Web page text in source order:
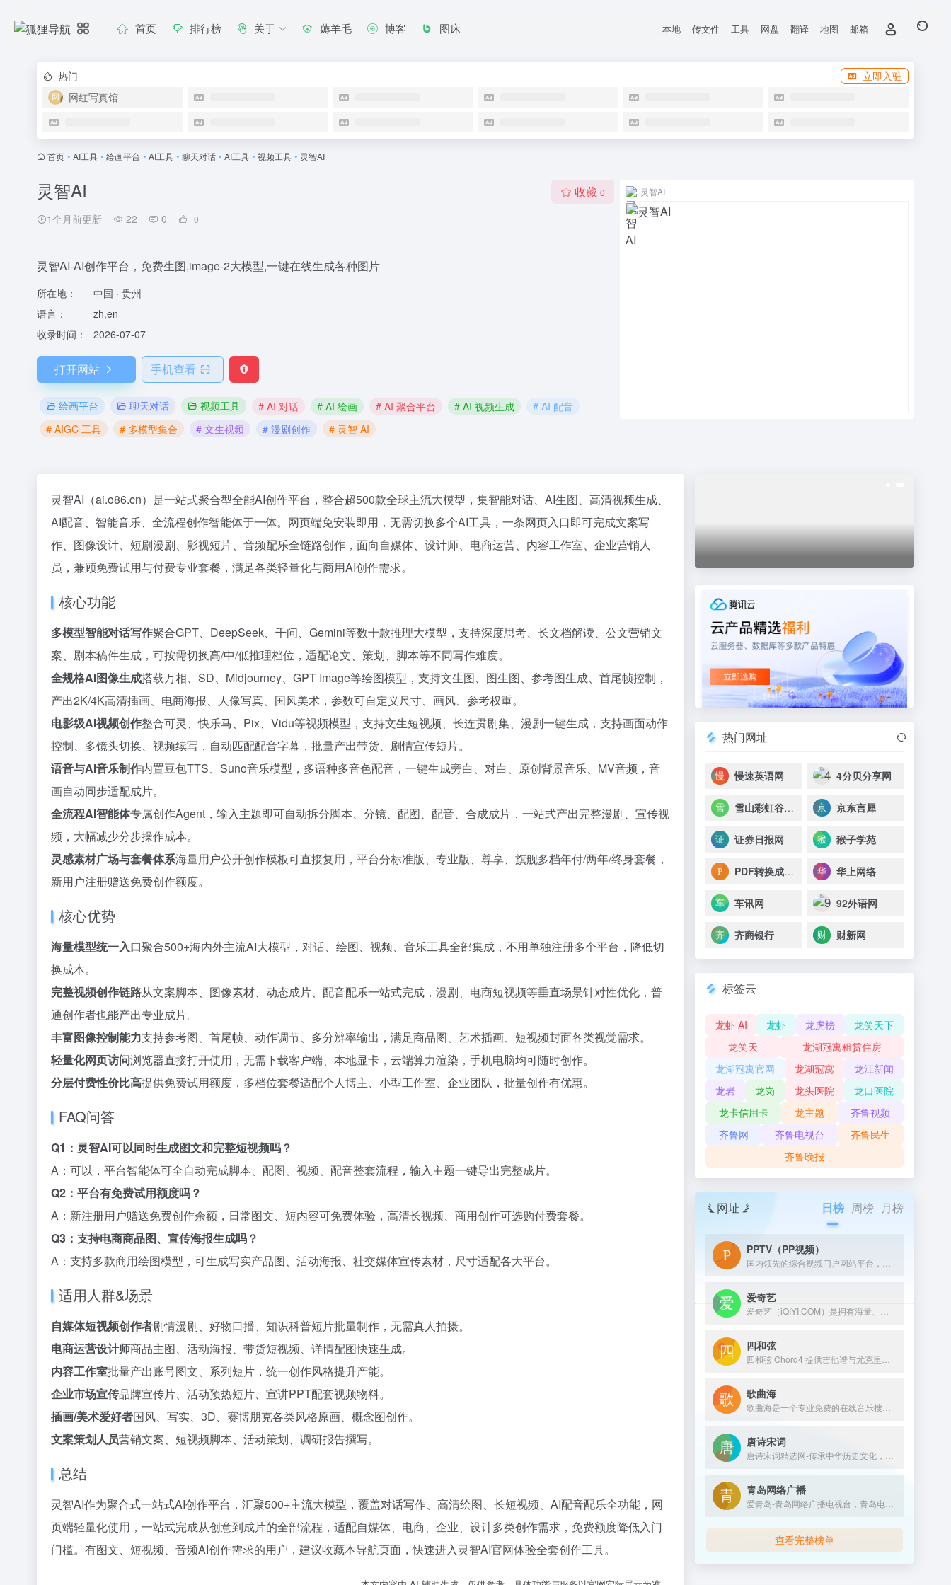
首页 排行榜 关于 薅羊毛 博客 图床 本地 传文件 工具 网盘 翻译 地图 邮箱
热门
立即入驻
网红写真馆
首页 • AI工具 • 绘画平台 • AI工具 • 聊天对话 • AI工具 • 视频工具 • 灵智AI
灵智AI
1个月前更新 22 0 0
收藏 0
灵智AI-AI创作平台，免费生图,image-2大模型,一键在线生成各种图片
所在地：
中国 · 贵州
语言：
zh,en
收录时间：
2026-07-07
打开网站 手机查看
绘画平台 聊天对话 视频工具 # AI 对话 # AI 绘画 # AI 聚合平台 # AI 视频生成
# AI 配音
# AIGC 工具
# 多模型集合 # 文生视频 # 漫剧创作 # 灵智 AI
灵智AI
灵智AI（ai.o86.cn）是一站式聚合型全能AI创作平台，整合超500款全球主流大模型，集智能对话、AI生图、高清视频生成、
AI配音、智能音乐、全流程创作智能体于一体。网页端免安装即用，无需切换多个AI工具，一条网页入口即可完成文案写
作、图像设计、短剧漫剧、影视短片、音频配乐全链路创作，面向自媒体、设计师、电商运营、内容工作室、企业营销人
员，兼顾免费试用与付费专业套餐，满足各类轻量化与商用AI创作需求。
核心功能
多模型智能对话写作聚合GPT、DeepSeek、千问、Gemini等数十款推理大模型，支持深度思考、长文档解读、公文营销文
案、剧本稿件生成，可按需切换高/中/低推理档位，适配论文、策划、脚本等不同写作难度。
全规格AI图像生成搭载万相、SD、Midjourney、GPT Image等绘图模型，支持文生图、图生图、参考图生成、首尾帧控制，
产出2K/4K高清插画、电商海报、人像写真、国风美术，参数可自定义尺寸、画风、参考权重。
电影级AI视频创作整合可灵、快乐马、Pix、Vidu等视频模型，支持文生短视频、长连贯剧集、漫剧一键生成，支持画面动作
控制、多镜头切换、视频续写，自动匹配配音字幕，批量产出带货、剧情宣传短片。
语音与AI音乐制作内置豆包TTS、Suno音乐模型，多语种多音色配音，一键生成旁白、对白、原创背景音乐、MV音频，音
画自动同步适配成片。
全流程AI智能体专属创作Agent，输入主题即可自动拆分脚本、分镜、配图、配音、合成成片，一站式产出完整漫剧、宣传视
频，大幅减少分步操作成本。
灵感素材广场与套餐体系海量用户公开创作模板可直接复用，平台分标准版、专业版、尊享、旗舰多档年付/两年/终身套餐，
新用户注册赠送免费创作额度。
核心优势
海量模型统一入口聚合500+海内外主流AI大模型，对话、绘图、视频、音乐工具全部集成，不用单独注册多个平台，降低切
换成本。
完整视频创作链路从文案脚本、图像素材、动态成片、配音配乐一站式完成，漫剧、电商短视频等垂直场景针对性优化，普
通创作者也能产出专业成片。
丰富图像控制能力支持参考图、首尾帧、动作调节、多分辨率输出，满足商品图、艺术插画、短视频封面各类视觉需求。
轻量化网页访问浏览器直接打开使用，无需下载客户端、本地显卡，云端算力渲染，手机电脑均可随时创作。
分层付费性价比高提供免费试用额度，多档位套餐适配个人博主、小型工作室、企业团队，批量创作有优惠。
FAQ问答
Q1：灵智AI可以同时生成图文和完整短视频吗？
A：可以，平台智能体可全自动完成脚本、配图、视频、配音整套流程，输入主题一键导出完整成片。
Q2：平台有免费试用额度吗？
A：新注册用户赠送免费创作余额，日常图文、短内容可免费体验，高清长视频、商用创作可选购付费套餐。
Q3：支持电商商品图、宣传海报生成吗？
A：支持多款商用绘图模型，可生成写实产品图、活动海报、社交媒体宣传素材，尺寸适配各大平台。
适用人群&场景
自媒体短视频创作者剧情漫剧、好物口播、知识科普短片批量制作，无需真人拍摄。
电商运营设计师商品主图、活动海报、带货短视频、详情配图快速生成。
内容工作室批量产出账号图文、系列短片，统一创作风格提升产能。
企业市场宣传品牌宣传片、活动预热短片、宣讲PPT配套视频物料。
插画/美术爱好者国风、写实、3D、赛博朋克各类风格原画、概念图创作。
文案策划人员营销文案、短视频脚本、活动策划、调研报告撰写。
总结
灵智AI作为聚合式一站式AI创作平台，汇聚500+主流大模型，覆盖对话写作、高清绘图、长短视频、AI配音配乐全功能，网
页端轻量化使用，一站式完成从创意到成片的全部流程，适配自媒体、电商、企业、设计多类创作需求，免费额度降低入门
门槛。有图文、短视频、音频AI创作需求的用户，建议收藏本导航页面，快速进入灵智AI官网体验全套创作工具。
热门网址
慢速英语网 4分贝分享网
雪山彩虹谷景区 京东言犀
证券日报网 猴子学苑
PDF转换成Word转换器在线免费 华上网络
车讯网 92外语网
齐商银行 财新网
标签云
龙虾 AI 龙虾 龙虎榜
龙笑天下
龙笑天
龙湖冠寓租赁住房
龙湖冠寓官网
龙湖冠寓
龙江新闻
龙岩
龙岗 龙头医院
龙口医院
龙卡信用卡
龙主题
齐鲁视频
齐鲁网
齐鲁电视台
齐鲁民生
齐鲁晚报
网址 日榜 周榜 月榜
PPTV（PP视频）
爱奇艺
四和弦
歌曲海
唐诗宋词
青岛网络广播
查看完整榜单